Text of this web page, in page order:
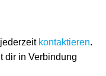
kontaktieren
dir in Verbindung